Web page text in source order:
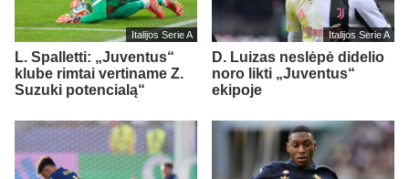
Italijos Serie A
L. Spalletti: „Juventus“
klube rimtai vertiname Z.
Suzuki potencialą“
Italijos Serie A
D. Luizas neslėpė didelio
noro likti „Juventus“
ekipoje